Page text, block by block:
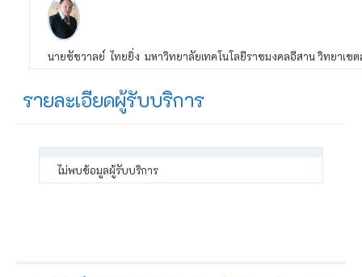
นายชัชวาลย์ ไทยยิ่ง มหาวิทยาลัยเทคโนโลยีราชมงคลอีสาน วิทยาเข
รายละเอียดผู้รับบริการ
ไม่พบข้อมูลผู้รับบริการ